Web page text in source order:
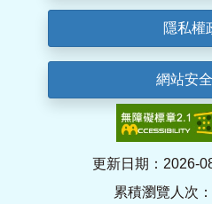
隱私權
網站安
更新日期：2026-
累積瀏覽人次